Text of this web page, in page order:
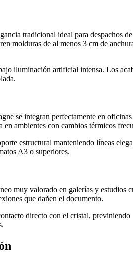
tradicional ideal para despachos
molduras de al menos 3 cm de
iluminación artificial intensa. Los
se integran perfectamente en
ambientes con cambios térmicos
estructural manteniendo líneas
A3 o superiores.
muy valorado en galerías y estudios
que dañen el documento.
directo con el cristal, previniendo